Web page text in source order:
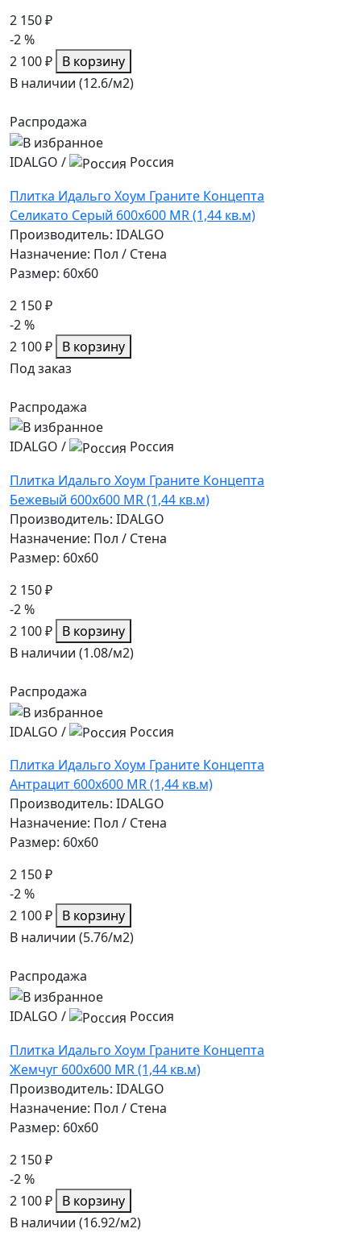
2 150 ₽
-2 %
2 100 ₽ В корзину
В наличии (12.6/м2)
Распродажа
IDALGO /
Россия
Плитка Идальго Хоум Граните Концепта
Селикато Серый 600x600 MR (1,44 кв.м)
Производитель: IDALGO
Назначение: Пол / Стена
Размер: 60x60
2 150 ₽
-2 %
2 100 ₽ В корзину
Под заказ
Распродажа
IDALGO /
Россия
Плитка Идальго Хоум Граните Концепта
Бежевый 600x600 MR (1,44 кв.м)
Производитель: IDALGO
Назначение: Пол / Стена
Размер: 60x60
2 150 ₽
-2 %
2 100 ₽ В корзину
В наличии (1.08/м2)
Распродажа
IDALGO /
Россия
Плитка Идальго Хоум Граните Концепта
Антрацит 600x600 MR (1,44 кв.м)
Производитель: IDALGO
Назначение: Пол / Стена
Размер: 60x60
2 150 ₽
-2 %
2 100 ₽ В корзину
В наличии (5.76/м2)
Распродажа
IDALGO /
Россия
Плитка Идальго Хоум Граните Концепта
Жемчуг 600x600 MR (1,44 кв.м)
Производитель: IDALGO
Назначение: Пол / Стена
Размер: 60x60
2 150 ₽
-2 %
2 100 ₽ В корзину
В наличии (16.92/м2)